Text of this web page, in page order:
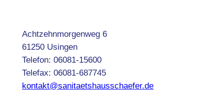
Achtzehnmorgenweg 6
61250 Usingen
Telefon: 06081-15600
Telefax: 06081-687745
kontakt@sanitaetshausschaefer.de